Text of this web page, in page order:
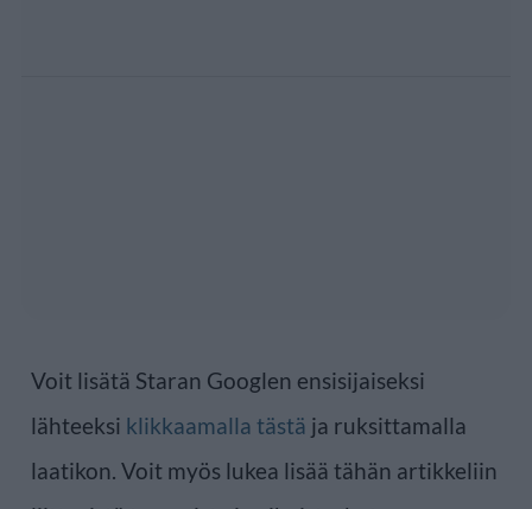
Voit lisätä Staran Googlen ensisijaiseksi
lähteeksi klikkaamalla tästä ja ruksittamalla
laatikon. Voit myös lukea lisää tähän artikkeliin